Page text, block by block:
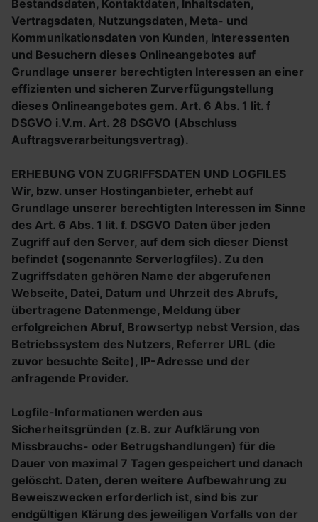
Bestandsdaten, Kontaktdaten, Inhaltsdaten,
Vertragsdaten, Nutzungsdaten, Meta- und
Kommunikationsdaten von Kunden, Interessenten
und Besuchern dieses Onlineangebotes auf
Grundlage unserer berechtigten Interessen an einer
effizienten und sicheren Zurverfügungstellung
dieses Onlineangebotes gem. Art. 6 Abs. 1 lit. f
DSGVO i.V.m. Art. 28 DSGVO (Abschluss
Auftragsverarbeitungsvertrag).
ERHEBUNG VON ZUGRIFFSDATEN UND LOGFILES
Wir, bzw. unser Hostinganbieter, erhebt auf
Grundlage unserer berechtigten Interessen im Sinne
des Art. 6 Abs. 1 lit. f. DSGVO Daten über jeden
Zugriff auf den Server, auf dem sich dieser Dienst
befindet (sogenannte Serverlogfiles). Zu den
Zugriffsdaten gehören Name der abgerufenen
Webseite, Datei, Datum und Uhrzeit des Abrufs,
übertragene Datenmenge, Meldung über
erfolgreichen Abruf, Browsertyp nebst Version, das
Betriebssystem des Nutzers, Referrer URL (die
zuvor besuchte Seite), IP-Adresse und der
anfragende Provider.
Logfile-Informationen werden aus
Sicherheitsgründen (z.B. zur Aufklärung von
Missbrauchs- oder Betrugshandlungen) für die
Dauer von maximal 7 Tagen gespeichert und danach
gelöscht. Daten, deren weitere Aufbewahrung zu
Beweiszwecken erforderlich ist, sind bis zur
endgültigen Klärung des jeweiligen Vorfalls von der